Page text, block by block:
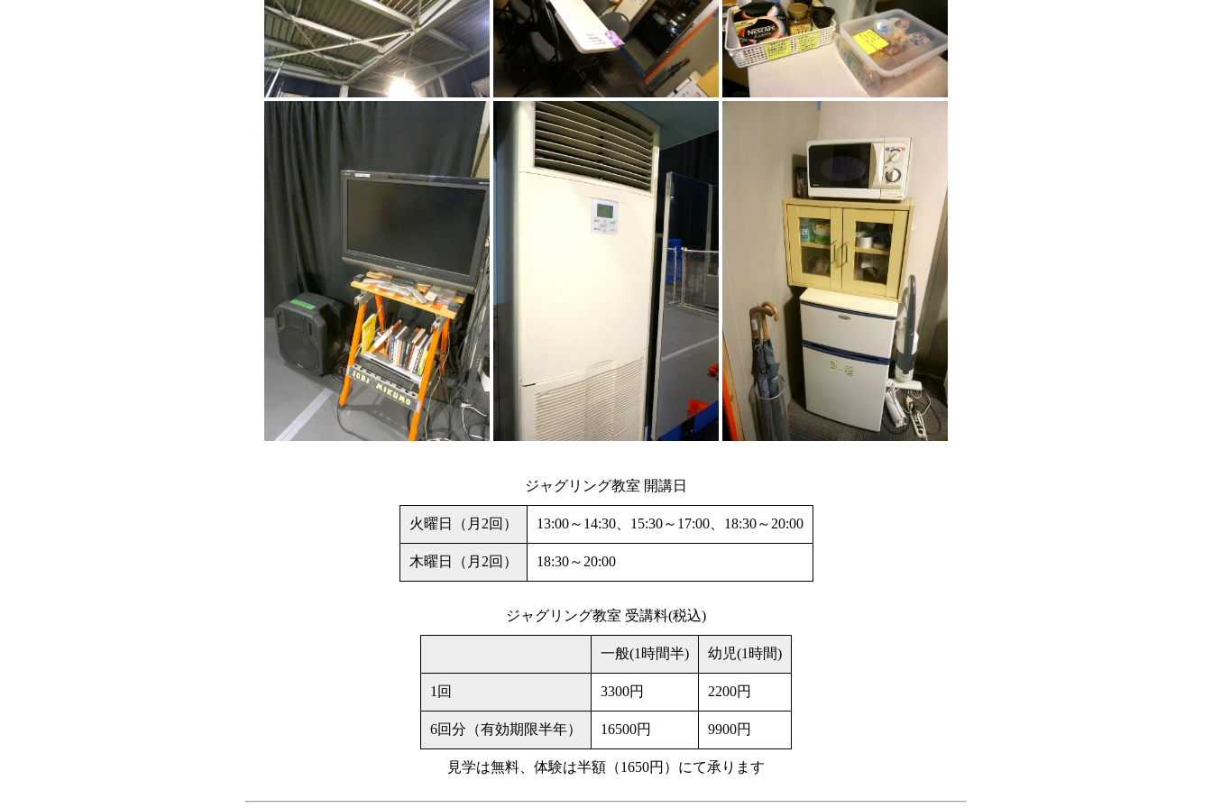
ジャグリング教室 開講日
火曜日（月2回） 13:00～14:30、15:30～17:00、18:30～20:00
木曜日（月2回） 18:30～20:00
ジャグリング教室 受講料(税込)
一般(1時間半) 幼児(1時間)
1回 3300円 2200円
6回分（有効期限半年） 16500円 9900円
見学は無料、体験は半額（1650円）にて承ります